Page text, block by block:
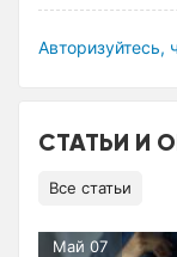
Авторизуйтесь,
СТАТЬИ И
Все статьи
Май 07